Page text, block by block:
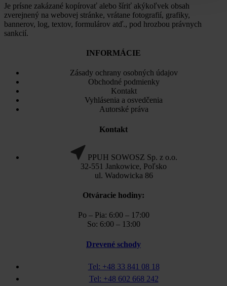
Je prísne zakázané kopírovať alebo šíriť akýkoľvek obsah
zverejnený na webovej stránke, vrátane fotografií, grafiky,
bannerov, log, textov, formulárov atď., pod hrozbou právnych
sankcií.
INFORMÁCIE
Zásady ochrany osobných údajov
Obchodné podmienky
Kontakt
Vyhlásenia a osvedčenia
Autorské práva
Kontakt
PPUH SOWOSZ Sp. z o.o.
32-551 Jankowice, Poľsko
ul. Wadowicka 86
Otváracie hodiny:
Po – Pia: 6:00 – 17:00
So: 6:00 – 13:00
Drevené schody
Tel: +48 33 841 08 18
Tel: +48 602 668 242